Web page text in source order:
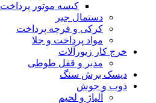
کیسه موتور پرداخت
دستمال جیر
کرکی و فرچه پرداخت
مواد پرداخت و جلا
خرج کار زیورآلات
مدبر و قفل طوطی
دیسک برش سنگ
ذوب و جوش
آلیاژ و لحیم